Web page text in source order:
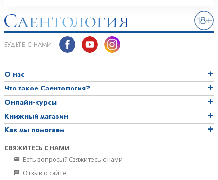
БУДЬТЕ С НАМИ
О нас
Что такое Саентология?
Онлайн-курсы
Книжный магазин
Как мы помогаем
СВЯЖИТЕСЬ С НАМИ
Есть вопросы? Свяжитесь с нами
Отзыв о сайте